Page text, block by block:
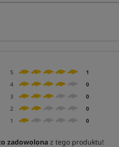
5
1
4
0
3
0
2
0
1
0
zadowolonaz tego produktu!